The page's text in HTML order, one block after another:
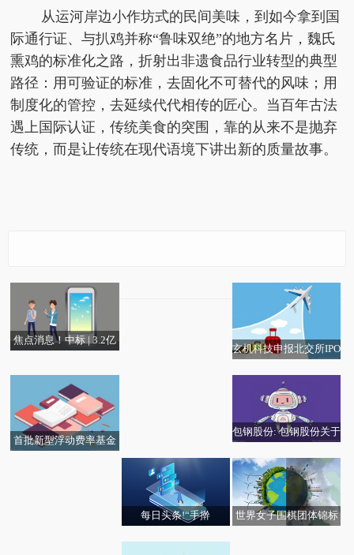
从运河岸边小作坊式的民间美味，到如今拿到国
际通行证、与扒鸡并称“鲁味双绝”的地方名片，魏氏
熏鸡的标准化之路，折射出非遗食品行业转型的典型
路径：用可验证的标准，去固化不可替代的风味；用
制度化的管控，去延续代代相传的匠心。当百年古法
遇上国际认证，传统美食的突围，靠的从来不是抛弃
传统，而是让传统在现代语境下讲出新的质量故事。
焦点消息！中标 | 3.2亿
十五局联合体、上海电
气联合体入围烟台智能
充电网项目
玄机科技申报北交所IPO
首批新型浮动费率基金
包钢股份: 包钢股份关于
份变动的公告
每日头条!“手擀
世界女子围棋团体锦标